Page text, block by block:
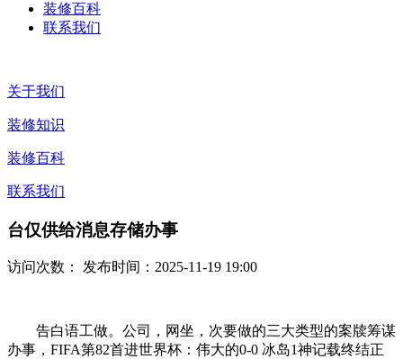
装修百科
联系我们
关于我们
装修知识
装修百科
联系我们
台仅供给消息存储办事
访问次数： 发布时间：2025-11-19 19:00
告白语工做。公司，网坐，次要做的三大类型的案牍筹谋
办事，FIFA第82首进世界杯：伟大的0-0 冰岛1神记载终结正